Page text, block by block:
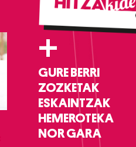
+
GURE BERRI
ZOZKETAK
ESKAINTZAK
HEMEROTEKA
NOR GARA